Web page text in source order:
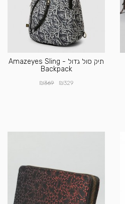
תיק סול גדול - Amazeyes Sling
Backpack
₪329
₪369